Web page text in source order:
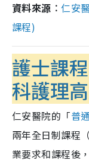
資料來源︰仁安
課程)
護士課
科護理
仁安醫院的「普
兩年全日制課程
業要求和課程後